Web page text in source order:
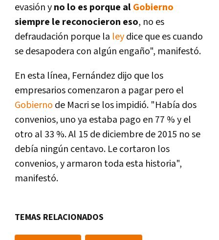
evasión yno lo es porque alGobierno
siempre le reconocieron eso, no es
defraudación porque la leydice que es cuando
se desapodera con algún engaño", manifestó.
En esta lí­nea, Fernández dijo que los
empresarios comenzaron a pagar pero el
Gobierno de Macri se los impidió. "Habí­a dos
convenios, uno ya estaba pago en 77 % y el
otro al 33 %. Al 15 de diciembre de 2015 no se
debí­a ningún centavo. Le cortaron los
convenios, y armaron toda esta historia",
manifestó.
TEMAS RELACIONADOS